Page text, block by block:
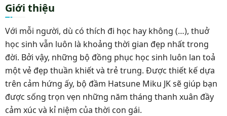
Giới thiệu
Với mỗi người, dù có thích đi học hay không (…), thuở
học sinh vẫn luôn là khoảng thời gian đẹp nhất trong
đời. Bởi vậy, những bộ đồng phục học sinh luôn lan toả
một vẻ đẹp thuần khiết và trẻ trung. Được thiết kế dựa
trên cảm hứng ấy, bộ đầm Hatsune Miku JK sẽ giúp bạn
được sống trọn vẹn những năm tháng thanh xuân đầy
cảm xúc và kỉ niệm của thời con gái.